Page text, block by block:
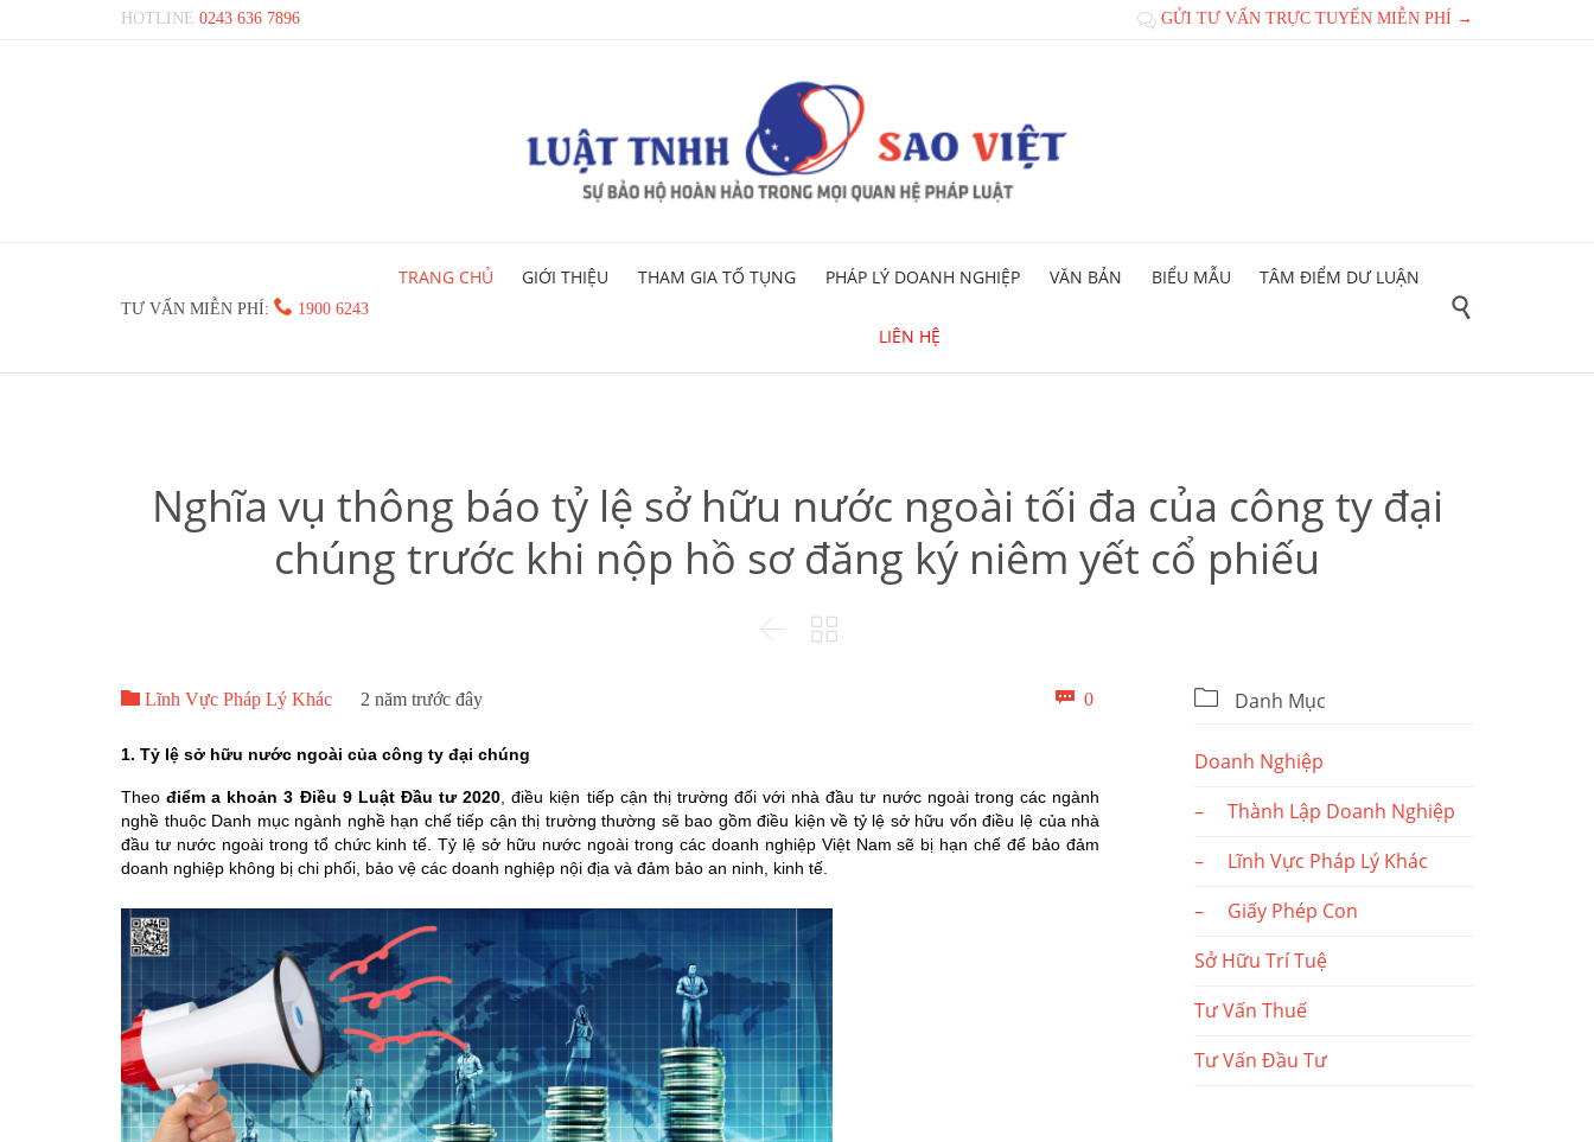
HOTLINE 0243 636 7896  GỬI TƯ VẤN TRỰC TUYẾN MIỄN PHÍ →
TƯ VẤN MIỄN PHÍ:  1900 6243
to
TRANG CHỦ GIỚI THIỆU THAM GIA TỐ TỤNG PHÁP LÝ DOANH NGHIỆP VĂN BẢN BIỂU MẪU TÂM ĐIỂM DƯ LUẬN
LIÊN HỆ

Nghĩa vụ thông báo tỷ lệ sở hữu nước ngoài tối đa của công ty đại
chúng trước khi nộp hồ sơ đăng ký niêm yết cổ phiếu
 
 Lĩnh Vực Pháp Lý Khác 2 năm trước đây  0Bình
1. Tỷ lệ sở hữu nước ngoài của công ty đại chúng
Theođiểm a khoản 3 Điều 9 Luật Đầu tư 2020 ,điều kiện tiếp cận thị trường đối với nhà đầu tư nước ngoài trong các ngành
nghề thuộc Danh mục ngành nghề hạn chế tiếp cận thị trường thường sẽ bao gồm điều kiện về tỷ lệ sở hữu vốn điều lệ của nhà
đầu tư nước ngoài trong tổ chức kinh tế.Tỷ lệ sở hữu nước ngoài trong các doanh nghiệp Việt Nam sẽ bị hạn chế để bảo đảm
doanh nghiệp không bị chi phối, bảo vệ các doanh nghiệp nội địa và đảm bảo an ninh, kinh tế.
 Danh Mục
Doanh Nghiệp
– Thành Lập Doanh Nghiệp
– Lĩnh Vực Pháp Lý Khác
– Giấy Phép Con
Sở Hữu Trí Tuệ
Tư Vấn Thuế
Tư Vấn Đầu Tư